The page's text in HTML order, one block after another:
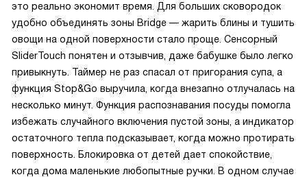
это реально экономит время. Для больших сковородок
удобно объединять зоны Bridge — жарить блины и тушить
овощи на одной поверхности стало проще. Сенсорный
SliderTouch понятен и отзывчив, даже бабушке было легко
привыкнуть. Таймер не раз спасал от пригорания супа, а
функция Stop&Go выручила, когда внезапно отлучалась на
несколько минут. Функция распознавания посуды помогла
избежать случайного включения пустой зоны, а индикатор
остаточного тепла подсказывает, когда можно протирать
поверхность. Блокировка от детей дает спокойствие,
когда дома маленькие любопытные ручки. В одном случае